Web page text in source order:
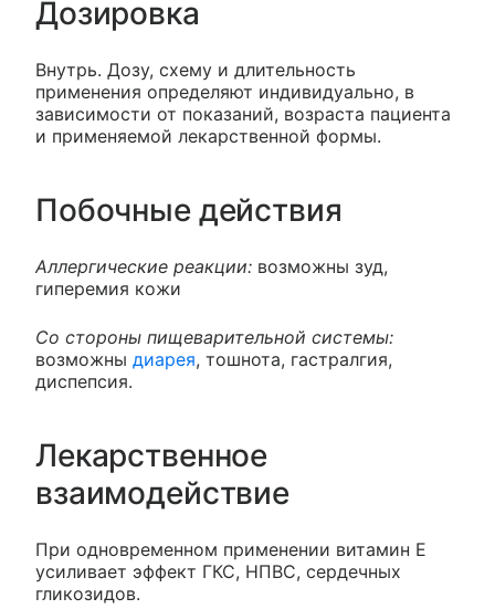
Дозировка
Внутрь. Дозу, схему и длительность
применения определяют индивидуально, в
зависимости от показаний, возраста пациента
и применяемой лекарственной формы.
Побочные действия
Аллергические реакции: возможны зуд,
гиперемия кожи
Со стороны пищеварительной системы:
возможны диарея, тошнота, гастралгия,
диспепсия.
Лекарственное
взаимодействие
При одновременном применении витамин Е
усиливает эффект ГКС, НПВС, сердечных
гликозидов.